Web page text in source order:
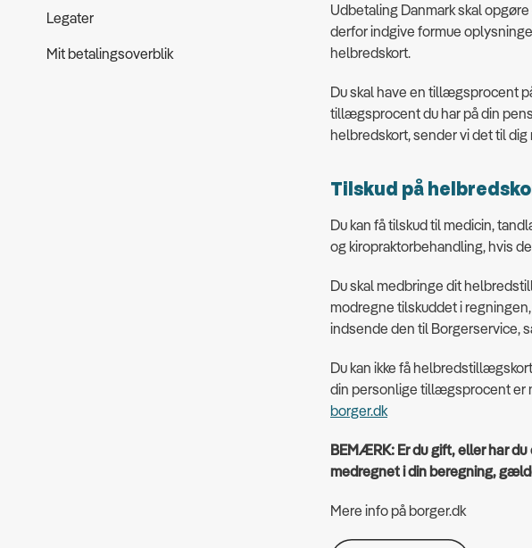
Legater
Mit betalingsoverblik
Udbetaling Danmark skal
derfor indgive formue
helbredskort.
Du skal have en tillægsprocent
tillægsprocent du har på din
helbredskort, sender vi det til
Tilskud på
Du kan få tilskud til medicin,
og kiropraktorbehandling, hvis
Du skal medbringe dit
modregne tilskuddet i
indsende den til Borgerservice,
Du kan ikke få
din personlige tillægsprocent er
borger.dk
BEMÆRK: Er du gift, eller har
medregnet i din beregning, g
Mere info på borger.dk